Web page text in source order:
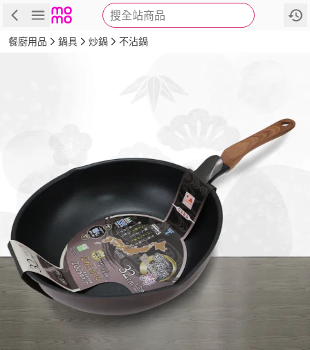
搜全站商品
商品 評價 詳情
餐廚用品 鍋具 炒鍋 不沾鍋